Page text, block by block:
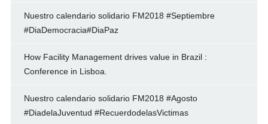
Nuestro calendario solidario FM2018 #Septiembre
#DiaDemocracia#DiaPaz
How Facility Management drives value in Brazil :
Conference in Lisboa.
Nuestro calendario solidario FM2018 #Agosto
#DiadelaJuventud #RecuerdodelasVictimas